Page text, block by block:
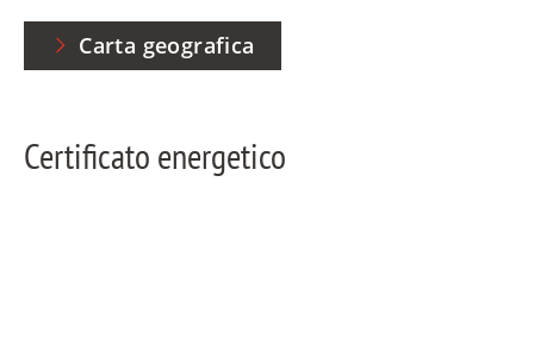
Carta geografica
Certificato energetico